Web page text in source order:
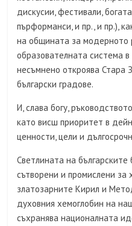
дискусии, фестивали,
пърформанси, и пр., и пр.),
на общината за модерното
образователната система
несъмнено откроява Стара
български градове.
И, слава богу,
като висш приоритет в
ценности, цели и
Светлината на
сътворени и промислени за
златозарните Кирил и
духовния хемоглобин на
съхранява националната